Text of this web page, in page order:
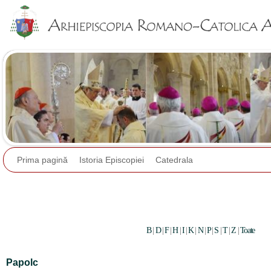
Prima pagină Istoria Episcopiei Catedrala
B D F |H I |K N |P S T |Z Toate
Papolc